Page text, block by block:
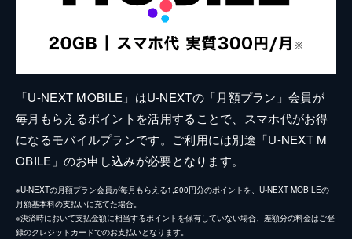
「U-NEXT MOBILE」はU-NEXTの「月額プラン」会員が
毎月もらえるポイントを活用することで、スマホ代がお得
になるモバイルプランです。ご利用には別途「U-NEXT M
OBILE」のお申し込みが必要となります。
※U-NEXTの月額プラン会員が毎月もらえる1,200円分のポイントを、U-NEXT MOBILEの
月額基本料の支払いに充てた場合。
※決済時において支払金額に相当するポイントを保有していない場合、差額分の料金はご登
録のクレジットカードでのお支払いとなります。